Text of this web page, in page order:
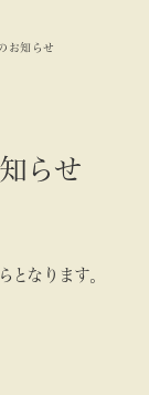
お知らせ
らせ
なります。